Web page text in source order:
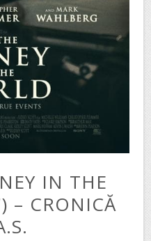
IN THE
– CRONICĂ